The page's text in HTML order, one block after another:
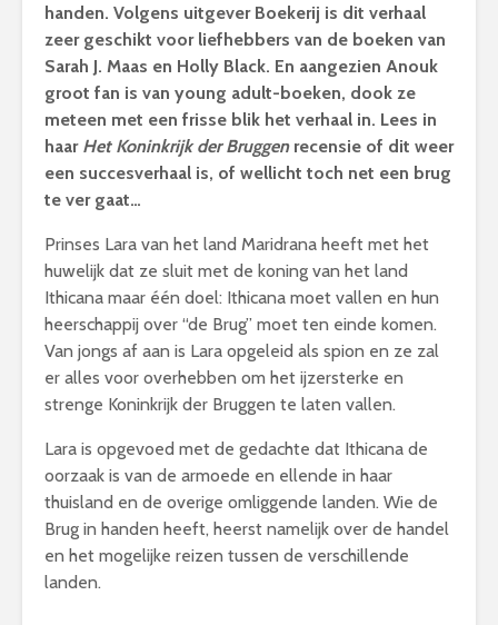
handen. Volgens uitgever Boekerij is dit verhaal
zeer geschikt voor liefhebbers van de boeken van
Sarah J. Maas en Holly Black. En aangezien Anouk
groot fan is van young adult-boeken, dook ze
meteen met een frisse blik het verhaal in. Lees in
haar Het Koninkrijk der Bruggen recensie of dit weer
een succesverhaal is, of wellicht toch net een brug
te ver gaat…
Prinses Lara van het land Maridrana heeft met het
huwelijk dat ze sluit met de koning van het land
Ithicana maar één doel: Ithicana moet vallen en hun
heerschappij over “de Brug” moet ten einde komen.
Van jongs af aan is Lara opgeleid als spion en ze zal
er alles voor overhebben om het ijzersterke en
strenge Koninkrijk der Bruggen te laten vallen.
Lara is opgevoed met de gedachte dat Ithicana de
oorzaak is van de armoede en ellende in haar
thuisland en de overige omliggende landen. Wie de
Brug in handen heeft, heerst namelijk over de handel
en het mogelijke reizen tussen de verschillende
landen.